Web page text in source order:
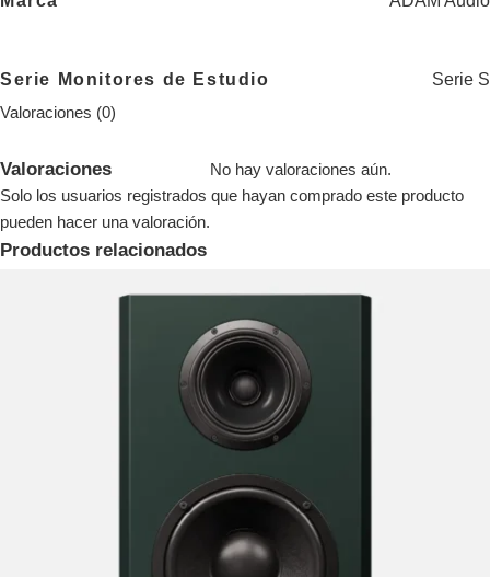
Serie Monitores de Estudio Serie S
Valoraciones (0)
Valoraciones
No hay valoraciones aún.
Solo los usuarios registrados que hayan comprado este producto
pueden hacer una valoración.
Productos relacionados